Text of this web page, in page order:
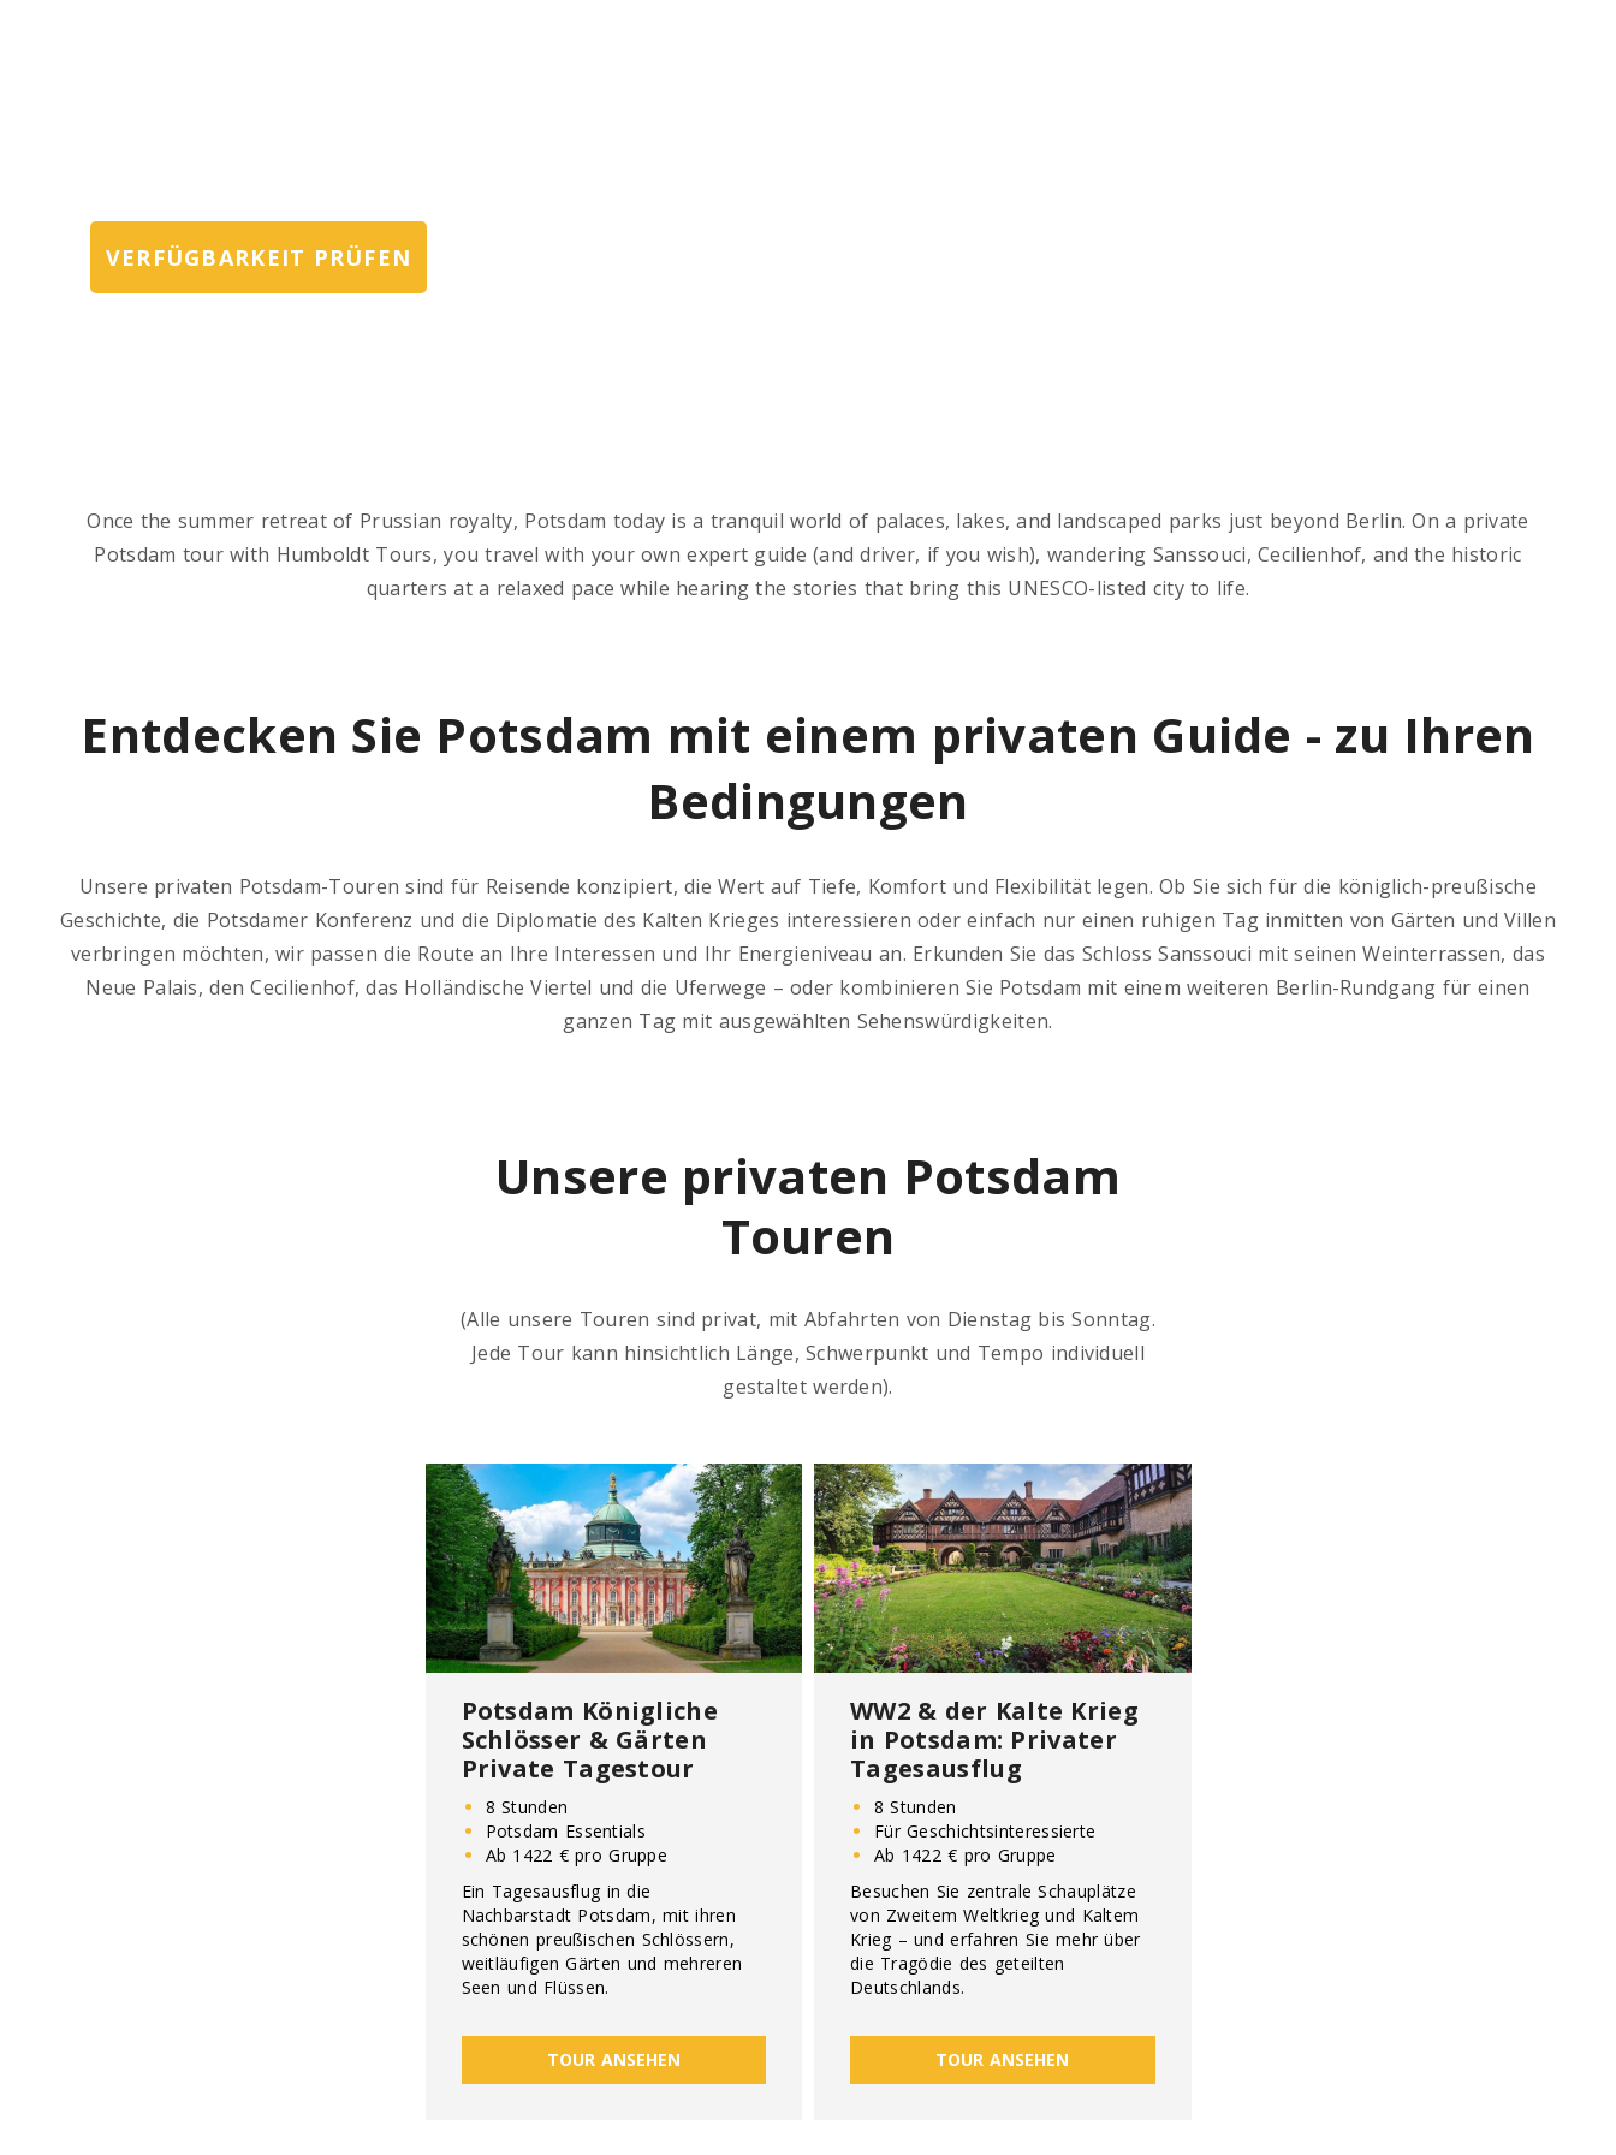
VERFÜGBARKEIT PRÜFEN
Once the summer retreat of Prussian royalty, Potsdam today is a tranquil world of palaces, lakes, and landscaped parks just beyond Berlin. On a private
Potsdam tour with Humboldt Tours, you travel with your own expert guide (and driver, if you wish), wandering Sanssouci, Cecilienhof, and the historic
quarters at a relaxed pace while hearing the stories that bring this UNESCO-listed city to life.
Entdecken Sie Potsdam mit einem privaten Guide - zu Ihren
Bedingungen
Unsere privaten Potsdam-Touren sind für Reisende konzipiert, die Wert auf Tiefe, Komfort und Flexibilität legen. Ob Sie sich für die königlich-preußische
Geschichte, die Potsdamer Konferenz und die Diplomatie des Kalten Krieges interessieren oder einfach nur einen ruhigen Tag inmitten von Gärten und Villen
verbringen möchten, wir passen die Route an Ihre Interessen und Ihr Energieniveau an. Erkunden Sie das Schloss Sanssouci mit seinen Weinterrassen, das
Neue Palais, den Cecilienhof, das Holländische Viertel und die Uferwege – oder kombinieren Sie Potsdam mit einem weiteren Berlin-Rundgang für einen
ganzen Tag mit ausgewählten Sehenswürdigkeiten.
Unsere privaten Potsdam
Touren
(Alle unsere Touren sind privat, mit Abfahrten von Dienstag bis Sonntag.
Jede Tour kann hinsichtlich Länge, Schwerpunkt und Tempo individuell
gestaltet werden).
Potsdam Königliche
Schlösser & Gärten
Private Tagestour
8 Stunden
Potsdam Essentials
Ab 1422 € pro Gruppe
Ein Tagesausflug in die
Nachbarstadt Potsdam, mit ihren
schönen preußischen Schlössern,
weitläufigen Gärten und mehreren
Seen und Flüssen.
TOUR ANSEHEN
WW2 & der Kalte Krieg
in Potsdam: Privater
Tagesausflug
8 Stunden
Für Geschichtsinteressierte
Ab 1422 € pro Gruppe
Besuchen Sie zentrale Schauplätze
von Zweitem Weltkrieg und Kaltem
Krieg – und erfahren Sie mehr über
die Tragödie des geteilten
Deutschlands.
TOUR ANSEHEN